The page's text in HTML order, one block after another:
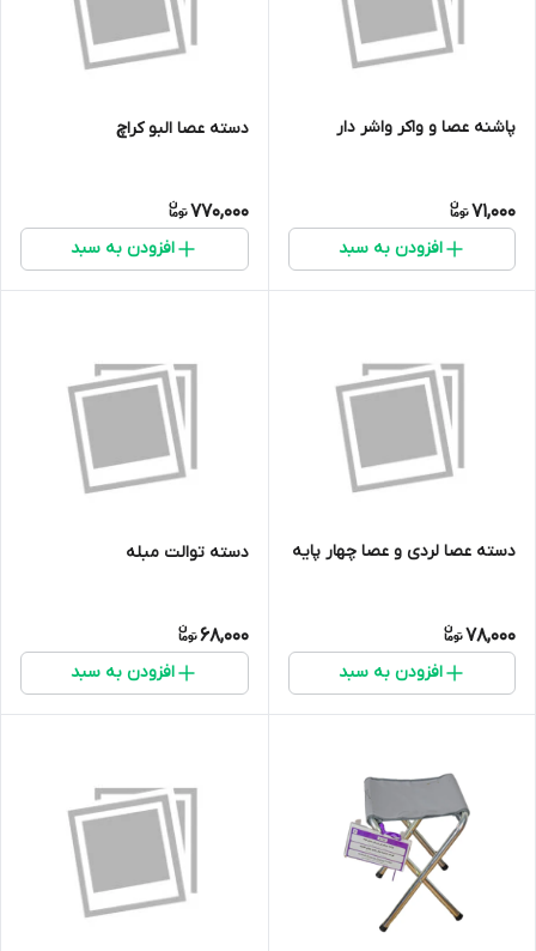
پاشنه عصا و واکر واشر دار
71,000
افزودن به سبد
دسته عصا البو کراچ
770,000
افزودن به سبد
دسته عصا لردی و عصا چهار پایه
78,000
افزودن به سبد
دسته توالت مبله
68,000
افزودن به سبد